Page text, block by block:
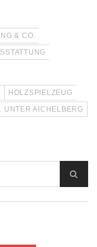
& CO.
HOLZSPIELZEUG
UNTER AICHELBERG